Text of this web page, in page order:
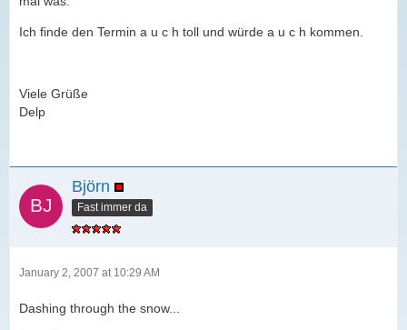
Ich finde den Termin a u c h toll und würde a u c h kommen.
Viele Grüße
Delp
Björn
Fast immer da
January 2, 2007 at 10:29 AM
Dashing through the snow...